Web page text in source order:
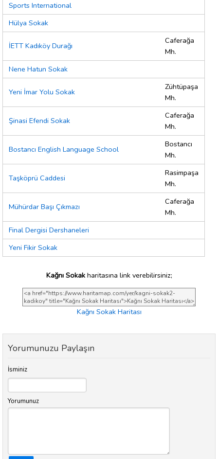
Sports International
Hülya Sokak
İETT Kadıköy Durağı
Caferağa
Mh.
Nene Hatun Sokak
Yeni İmar Yolu Sokak
Zühtüpaşa
Mh.
Şinasi Efendi Sokak
Caferağa
Mh.
Bostancı English Language School
Bostancı
Mh.
Taşköprü Caddesi
Rasimpaşa
Mh.
Mühürdar Başı Çıkmazı
Caferağa
Mh.
Final Dergisi Dershaneleri
Yeni Fikir Sokak
Kağnı Sokakharitasına link verebilirsiniz;
Kağnı Sokak Haritası
Yorumunuzu Paylaşın
İsminiz
Yorumunuz